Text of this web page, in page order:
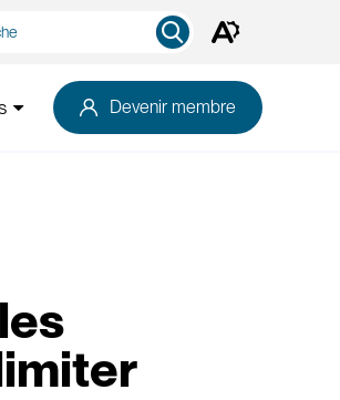
Ouvrez
d'outils
d'accessibilité.
Devenir membre